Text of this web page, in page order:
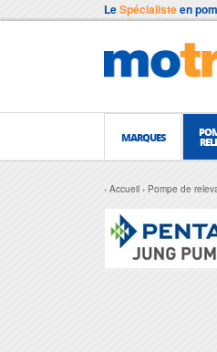
LeSpécialisteen
MARQUES
Accueil Pompe de